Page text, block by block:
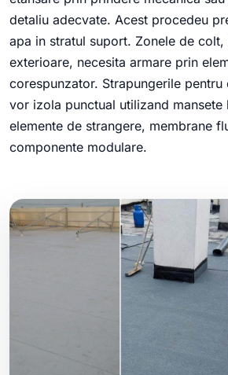
detaliu adecvate. Acest procedeu
apa in stratul suport. Zonele de colt,
exterioare, necesita armare prin
corespunzator. Strapungerile
vor izola punctual utilizand mansete
elemente de strangere, membrane
componente modulare.